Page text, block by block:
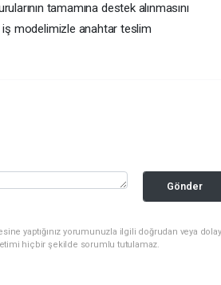
tamamına destek alınmasını
iş modelimizle anahtar teslim
Gönder
yaptığınız yorumunuzla ilgili doğrudan veya
hiçbir şekilde sorumlu tutulamaz.